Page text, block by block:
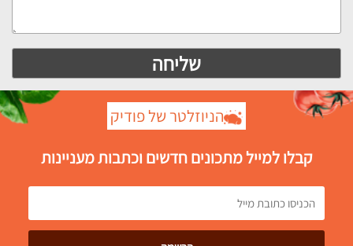
הניוזלטר של פודיק
קבלו למייל מתכונים חדשים וכתבות מעניינות